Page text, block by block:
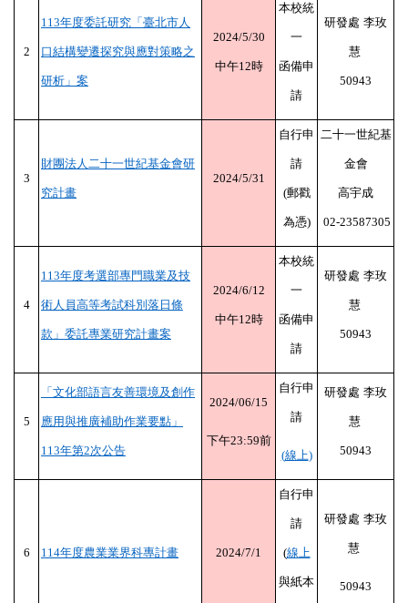
2
113年度委託研究「臺北市人
口結構變遷探究與應對策略之
研析」案
2024/5/30
中午12時
本校統
一
函備申
請
研發處 李玫
慧
50943
3
財團法人二十一世紀基金會研
究計畫
2024/5/31
自行申
請
(郵戳
為憑)
二十一世紀基
金會
高宇成
02-23587305
4
113年度考選部專門職業及技
術人員高等考試科別落日條
款」委託專業研究計畫案
2024/6/12
中午12時
本校統
一
函備申
請
研發處 李玫
慧
50943
5
「文化部語言友善環境及創作
應用與推廣補助作業要點」
113年第2次公告
2024/06/15
下午23:59前
自行申
請
(線上)
研發處 李玫
慧
50943
6 114年度農業業界科專計畫 2024/7/1
自行申
請
(線上
與紙本
研發處 李玫
慧
50943